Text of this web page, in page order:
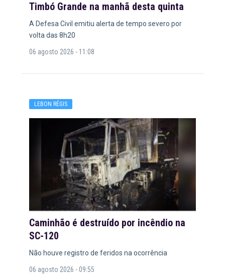
Timbó Grande na manhã desta quinta
A Defesa Civil emitiu alerta de tempo severo por
volta das 8h20
06 agosto 2026 - 11:08
LEBON RÉGIS
Caminhão é destruído por incêndio na
SC-120
Não houve registro de feridos na ocorrência
06 agosto 2026 - 09:55